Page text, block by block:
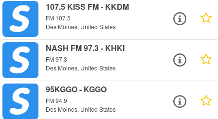
107.5 KISS FM - KKDM
FM 107.5
Des Moines, United States
NASH FM 97.3 - KHKI
FM 97.3
Des Moines, United States
95KGGO - KGGO
FM 94.9
Des Moines, United States